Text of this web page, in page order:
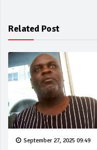
Related Post
September 27, 2025 09:49